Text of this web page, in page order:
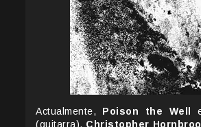
Actualmente, Poison the Well
(guitarra), Christopher